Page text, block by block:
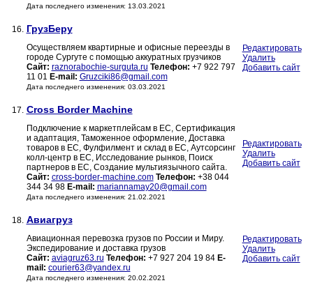
Дата последнего изменения: 13.03.2021
16. ГрузБеру
Осуществляем квартирные и офисные переезды в
городе Сургуте с помощью аккуратных грузчиков
Сайт: raznorabochie-surguta.ru Телефон: +7 922 797
11 01 E-mail: Gruzciki86@gmail.com
Дата последнего изменения: 03.03.2021
Редактировать
Удалить
Добавить сайт
17. Cross Border Machine
Подключение к маркетплейсам в ЕС, Сертификация
и адаптация, Таможенное оформление, Доставка
товаров в ЕС, Фулфилмент и склад в ЕС, Аутсорсинг
колл-центр в ЕС, Исследование рынков, Поиск
партнеров в ЕС, Создание мультиязычного сайта.
Сайт: cross-border-machine.com Телефон: +38 044
344 34 98 E-mail: mariannamay20@gmail.com
Дата последнего изменения: 21.02.2021
Редактировать
Удалить
Добавить сайт
18. Авиагруз
Авиационная перевозка грузов по России и Миру.
Экспедирование и доставка грузов
Сайт: aviagruz63.ru Телефон: +7 927 204 19 84 E-
mail: courier63@yandex.ru
Дата последнего изменения: 20.02.2021
Редактировать
Удалить
Добавить сайт